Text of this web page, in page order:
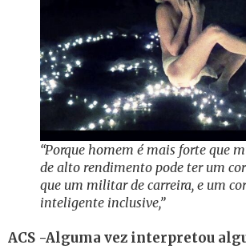
“Porque homem é mais forte que
de alto rendimento pode ter um
que um militar de carreira, e um
inteligente inclusive,”
ACS -Alguma vez interpretou